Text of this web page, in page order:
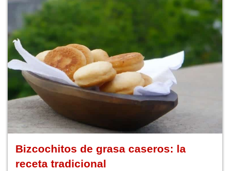
Bizcochitos de grasa caseros: la
receta tradicional